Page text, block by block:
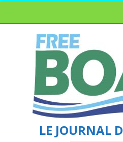
LE JOURNAL